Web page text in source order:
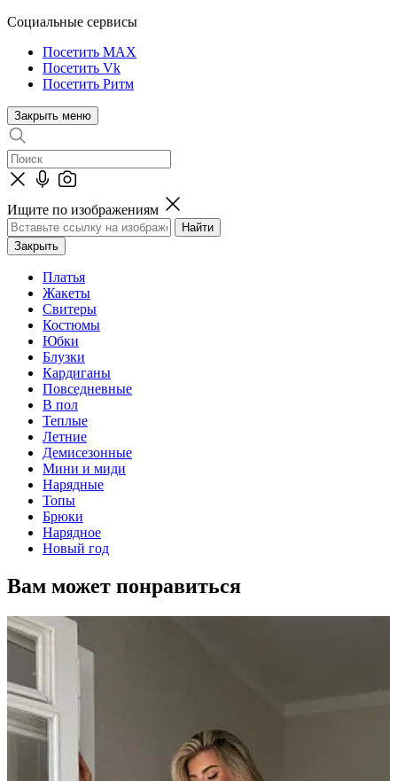
Социальные сервисы
Посетить MAX
Посетить Vk
Посетить Ритм
Закрыть меню
Ищите по изображениям
Закрыть
Платья
Жакеты
Свитеры
Костюмы
Юбки
Блузки
Кардиганы
Повседневные
В пол
Теплые
Летние
Демисезонные
Мини и миди
Нарядные
Топы
Брюки
Нарядное
Новый год
Вам может понравиться